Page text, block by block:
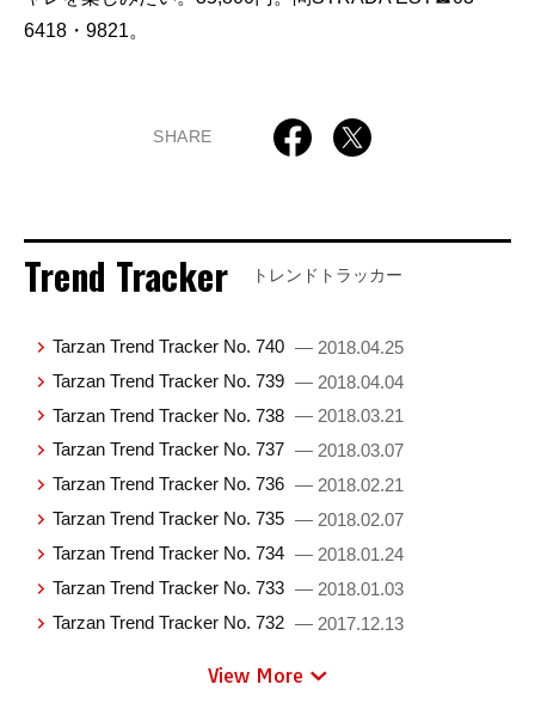
6418・9821。
SHARE
Trend Tracker トレンドトラッカー
Tarzan Trend Tracker No. 740 — 2018.04.25
Tarzan Trend Tracker No. 739 — 2018.04.04
Tarzan Trend Tracker No. 738 — 2018.03.21
Tarzan Trend Tracker No. 737 — 2018.03.07
Tarzan Trend Tracker No. 736 — 2018.02.21
Tarzan Trend Tracker No. 735 — 2018.02.07
Tarzan Trend Tracker No. 734 — 2018.01.24
Tarzan Trend Tracker No. 733 — 2018.01.03
Tarzan Trend Tracker No. 732 — 2017.12.13
View More